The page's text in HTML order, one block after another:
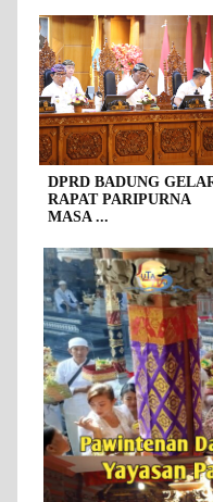
DPRD BADUNG
RAPAT PARIPURNA
MASA ...